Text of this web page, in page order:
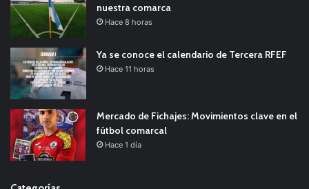
nuestra comarca
Hace 8 horas
Ya se conoce el calendario de Tercera RFEF
Hace 11 horas
Mercado de Fichajes: Movimientos clave en el
fútbol comarcal
Hace 1 día